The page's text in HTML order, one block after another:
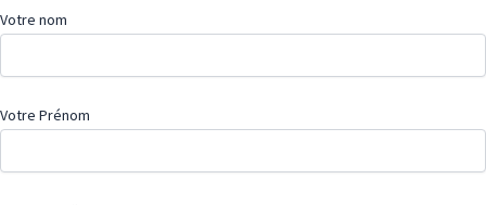
Votre nom
Votre Prénom